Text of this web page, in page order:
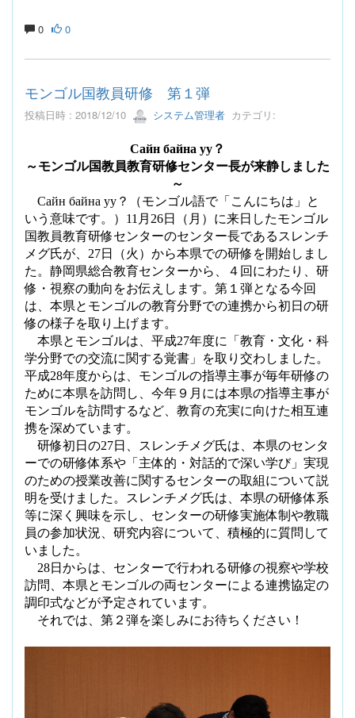
0 0
モンゴル国教員研修 第１弾
投稿日時 : 2018/12/10 システム管理者 カテゴリ:
Сайн байна уу？
～モンゴル国教員教育研修センター長が来静しました
～
Сайн байна уу？（モンゴル語で「こんにちは」と
いう意味です。） 11 月 26日（月）に来日したモンゴル
国教員教育研修センターのセンター長であるスレンチ
メグ氏が、 27日（火）から本県での研修を開始しまし
た。静岡県総合教育センターから、４回にわたり、研
修・視察の動向をお伝えします。第１弾となる今回
は、本県とモンゴルの教育分野での連携から初日の研
修の様子を取り上げます。
本県とモンゴルは、平成27年度に「教育・文化・科
学分野での交流に関する覚書」を取り交わしました。
平成28年度からは、モンゴルの指導主事が毎年研修の
ために本県を訪問し、今年９月には本県の指導主事が
モンゴルを訪問するなど、教育の充実に向けた相互連
携を深めています。
研修初日の27日、スレンチメグ氏は、本県のセンタ
ーでの研修体系や「主体的・対話的で深い学び」実現
のための授業改善に関するセンターの取組について説
明を受けました。スレンチメグ氏は、本県の研修体系
等に深く興味を示し、センターの研修実施体制や教職
員の参加状況、研究内容について、積極的に質問して
いました。
28日からは、センターで行われる研修の視察や学校
訪問、本県とモンゴルの両センターによる連携協定の
調印式などが予定されています。
それでは、第２弾を楽しみにお待ちください！